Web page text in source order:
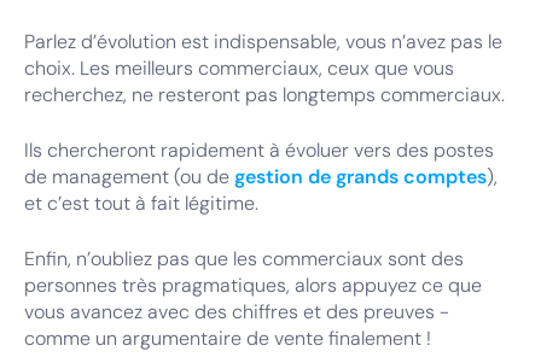
Parlez d’évolution est indispensable, vous n’avez pas le
choix. Les meilleurs commerciaux, ceux que vous
recherchez, ne resteront pas longtemps commerciaux.
Ils chercheront rapidement à évoluer vers des postes
de management (ou degestion de grands comptes),
et c’est tout à fait légitime.
Enfin, n’oubliez pas que les commerciaux sont des
personnes très pragmatiques, alors appuyez ce que
vous avancez avec des chiffres et des preuves -
comme un argumentaire de vente finalement !